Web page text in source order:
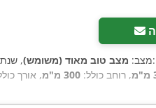
מצב: מצב טוב מאוד (משומש), שנת , מספר מכונה/רכב:
, רוחב כולל: 300 מ"מ , אורך